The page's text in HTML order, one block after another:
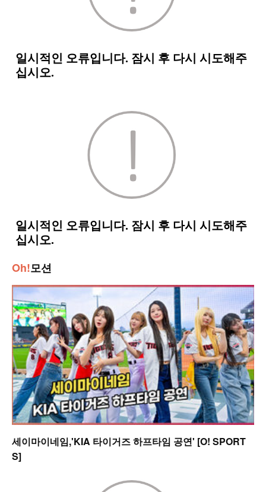
Oh!모션
세이마이네임,'KIA 타이거즈 하프타임 공연' [O! SPORT
S]